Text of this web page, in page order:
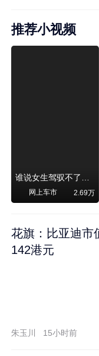
推荐小视频
谁说女生驾驭不了大SUV？看我开问界M6驰骋坝上草原！
网上车市 2.69万
花旗：比亚迪市
142港元
朱玉川 15小时前